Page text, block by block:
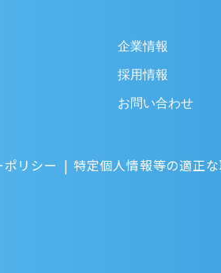
企業情報
採用情報
お問い合わせ
リシー
特定個人情報等の適正